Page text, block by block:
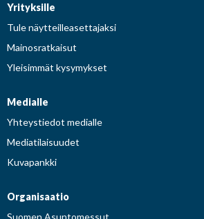
Yrityksille
Tule näytteilleasettajaksi
Mainosratkaisut
Yleisimmät kysymykset
Medialle
Yhteystiedot medialle
Mediatilaisuudet
Kuvapankki
Organisaatio
Suomen Asuntomessut